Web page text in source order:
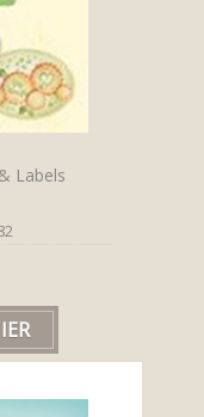
Labels